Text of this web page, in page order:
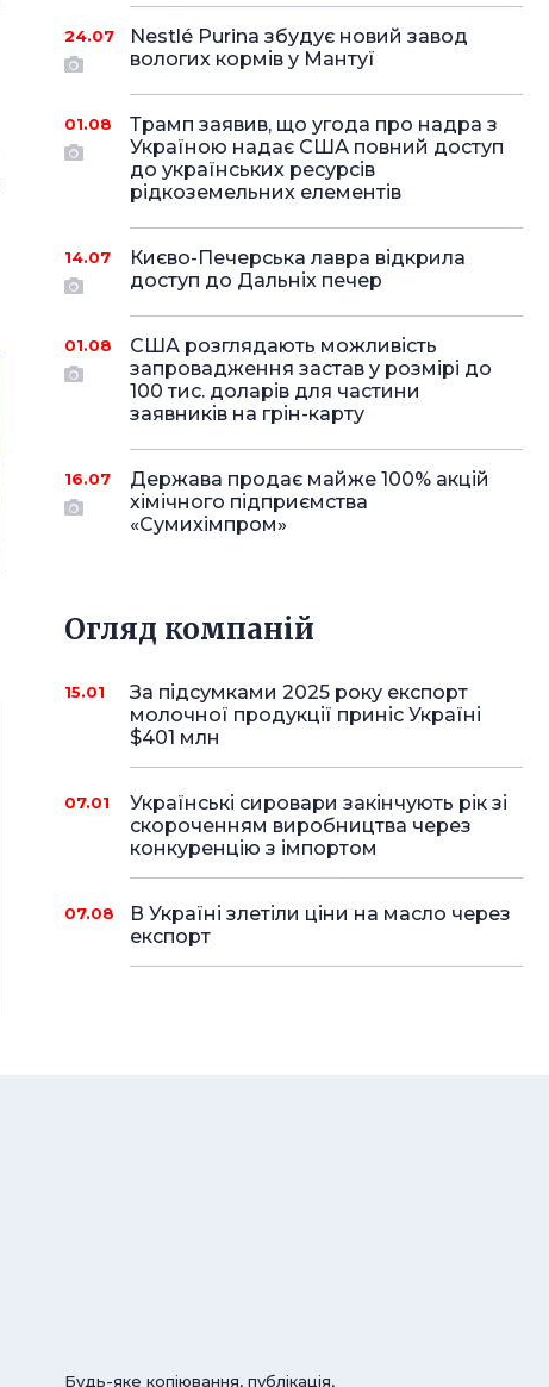
24.07
Nestlé Purina збудує новий завод
вологих кормів у Мантуї
01.08
Трамп заявив, що угода про надра з
Україною надає США повний доступ
до українських ресурсів
рідкоземельних елементів
14.07
Києво-Печерська лавра відкрила
доступ до Дальніх печер
01.08
США розглядають можливість
запровадження застав у розмірі до
100 тис. доларів для частини
заявників на грін-карту
16.07
Держава продає майже 100% акцій
хімічного підприємства
«Сумихімпром»
Огляд компаній
15.01
За підсумками 2025 року експорт
молочної продукції приніс Україні
$401 млн
07.01
Українські сировари закінчують рік зі
скороченням виробництва через
конкуренцію з імпортом
07.08
В Україні злетіли ціни на масло через
експорт
Будь-яке копіювання, публікація,